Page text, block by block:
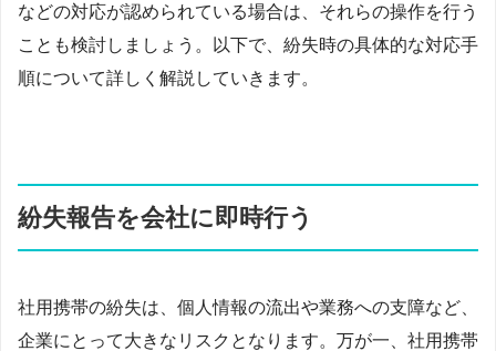
などの対応が認められている場合は、それらの操作を行う
ことも検討しましょう。以下で、紛失時の具体的な対応手
順について詳しく解説していきます。
紛失報告を会社に即時行う
社用携帯の紛失は、個人情報の流出や業務への支障など、
企業にとって大きなリスクとなります。万が一、社用携帯